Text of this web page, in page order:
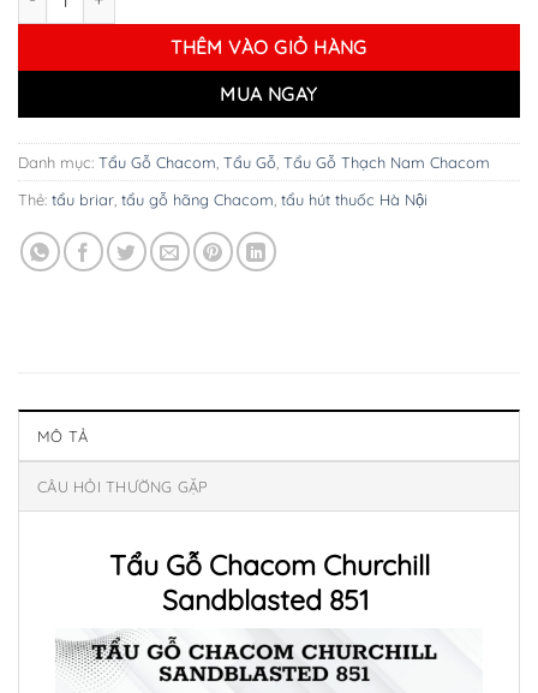
THÊM VÀO GIỎ HÀNG
MUA NGAY
Danh mục: Tẩu Gỗ Chacom Tẩu Gỗ Tẩu Gỗ Thạch Nam Chacom
Thẻ: tẩu briar tẩu gỗ hãng Chacom tẩu hút thuốc Hà Nội
MÔ TẢ
CÂU HỎI THƯỜNG GẶP
Tẩu Gỗ Chacom Churchill
Sandblasted 851